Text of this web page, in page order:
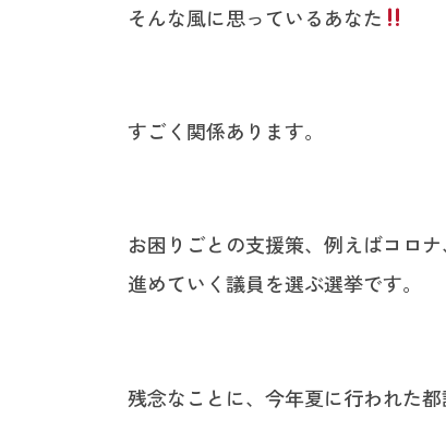
そんな風に思っているあなた
すごく関係あります。
お困りごとの支援策、例えばコロ
進めていく議員を選ぶ選挙です。
残念なことに、今年夏に行われた